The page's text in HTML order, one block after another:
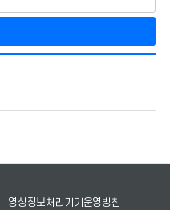
영상정보처리기기운영방침